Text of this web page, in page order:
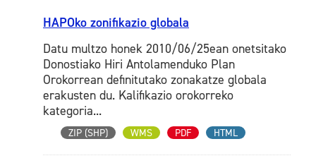
HAPOko zonifikazio globala
Datu multzo honek 2010/06/25ean onetsitako
Donostiako Hiri Antolamenduko Plan
Orokorrean definitutako zonakatze globala
erakusten du. Kalifikazio orokorreko
kategoria...
ZIP (SHP) WMS PDF HTML